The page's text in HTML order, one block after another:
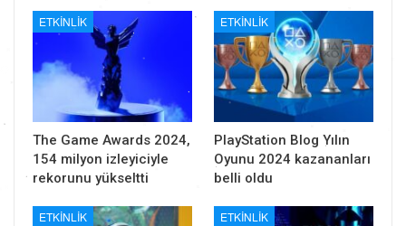
ETKINLIK
The Game Awards 2024,
154 milyon izleyiciyle
rekorunu yükseltti
ETKINLIK
PlayStation Blog Yılın
Oyunu 2024 kazananları
belli oldu
ETKINLIK ETKINLIK